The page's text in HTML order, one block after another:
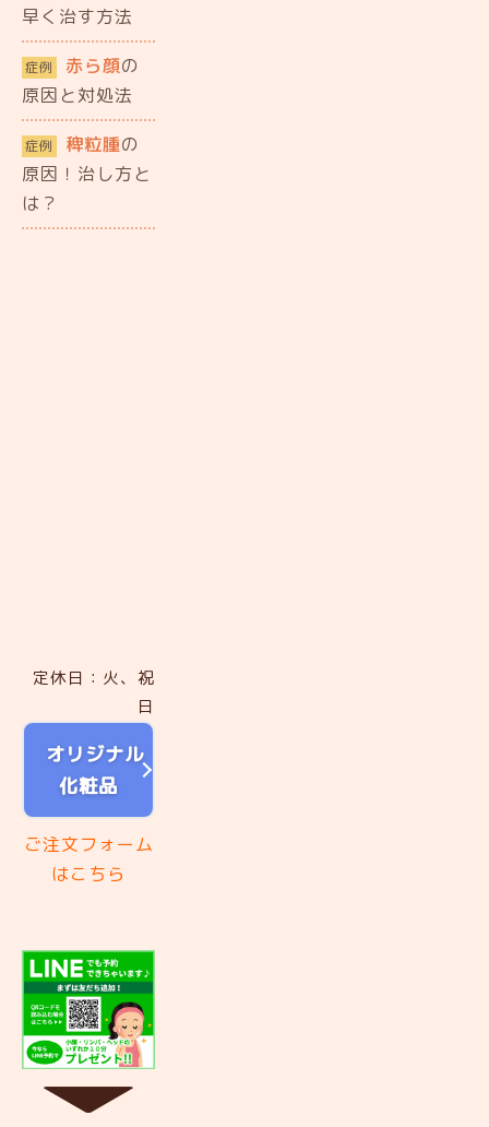
早く治す方法
症例 赤ら顔の
原因と対処法
症例 稗粒腫の
原因！治し方と
は？
定休日：火、祝
日
オリジナル
化粧品
ご注文フォーム
はこちら
▼